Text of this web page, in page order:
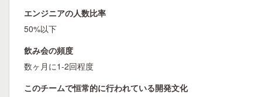
エンジニアの人数比率
50%以下
飲み会の頻度
数ヶ月に1-2回程度
このチームで恒常的に行われている開発文化